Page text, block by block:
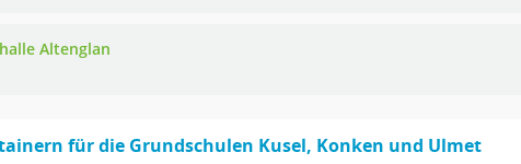
Altenglan
für die Grundschulen Kusel, Konken und Ulmet